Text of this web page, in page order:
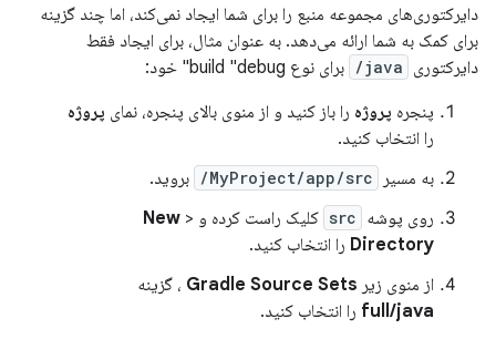
دایرکتوری‌های مجموعه منبع را برای شما ایجاد نمی‌کند، اما چند گزینه
برای کمک به شما ارائه می‌دهد. به عنوان مثال، برای ایجاد فقط
دایرکتوری java/
برای نوع build "debug" خود:
پنجره پروژه را باز کنید و از منوی بالای پنجره، نمای پروژه
را انتخاب کنید.
به مسیر
MyProject/app/src/
بروید.
روی پوشه src کلیک راست کرده و New >
Directory را انتخاب کنید.
از منوی زیر Gradle Source Sets ، گزینه
full/java را انتخاب کنید.